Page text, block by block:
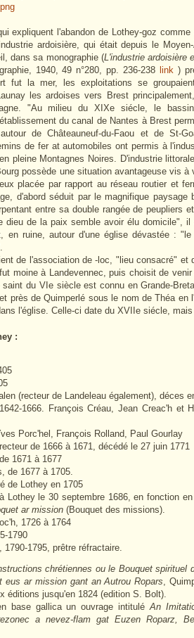
l'abandon de Lothey-goz comme
ardoisière, qui était depuis le
dans sa monographie (L'industrie ardoisière
1940, 49 n°280, pp. 236-238 link)
fut la mer, les exploitations se
les ardoises vers Brest
"Au milieu du XIXe siécle, le
du canal de Nantes à Brest
de Châteauneuf-du-Faou et de St-
de fer at automobiles ont permis à
pleine Montagnes Noires. D'industrie
possède une situation avantageuse vis
placée par rapport au réseau routier et
d'abord séduit par le magnifique paysage
entre sa double rangée de peupliers
dieu de la paix semble avoir élu domicile", il
en ruine, autour d'une église dévastée :
de l'association de -loc, "lieu consacré" et
moine à Landevennec, puis choisit de
du VIe siècle est connu en Grande-
près de Quimperlé sous le nom de Théa en
l'église. Celle-ci date du XVIIe siécle,
:
(recteur de Landeleau également), déces
1666. François Créau, Jean Creac'h et
Porc'hel, François Rolland, Paul Gourlay
de 1666 à 1671, décédé le 27 juin 1771
1671 à 1677
de 1677 à 1705.
de Lothey en 1705
Lothey le 30 septembre 1686, en fonction
ar mission (Bouquet des missions).
1726 à 1764
1790
1790-1795, prêtre réfractaire.
chrétiennes ou le Bouquet spirituel
eus ar mission gant an Autrou Ropars,
éditions jusqu'en 1824 (edition S. Bolt).
base gallica un ouvrage intituléAn
a nevez-flam gat Euzen Roparz,